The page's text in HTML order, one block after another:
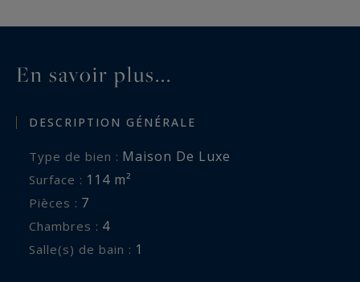
En savoir plus...
DESCRIPTION GÉNÉRALE
Type de bien : Maison De Luxe
Surface : 114 m²
Pièces : 7
Chambres : 4
Salle(s) de bain : 1